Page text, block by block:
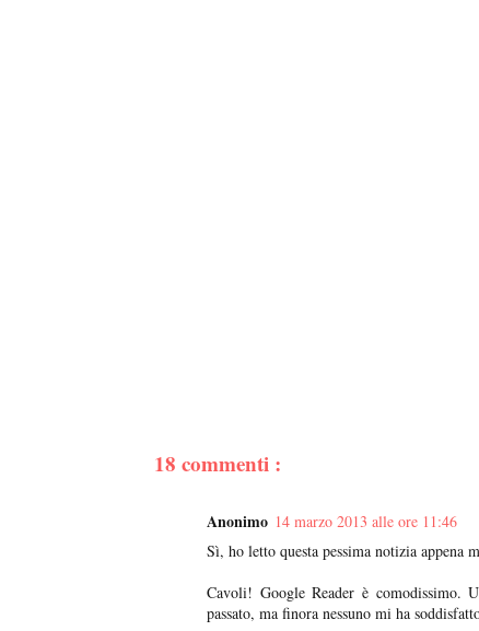
18 commenti :
Anonimo 14 marzo 2013 alle ore 11:46
Sì, ho letto questa pessima notizia appena
Cavoli! Google Reader è comodissimo.
passato, ma finora nessuno mi ha